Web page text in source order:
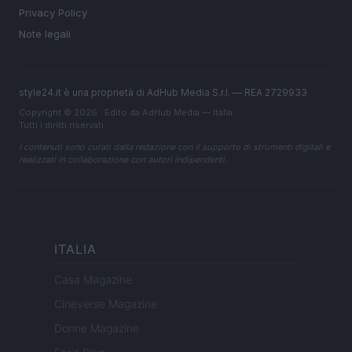
Privacy Policy
Note legali
style24.it è una proprietà di AdHub Media S.r.l. — REA 2729933
Copyright © 2026 · Edito da AdHub Media — Italia
Tutti i diritti riservati
I contenuti sono curati dalla redazione con il supporto di strumenti digitali e
realizzati in collaborazione con autori indipendenti.
ITALIA
Casa Magazine
Cineverse Magazine
Donne Magazine